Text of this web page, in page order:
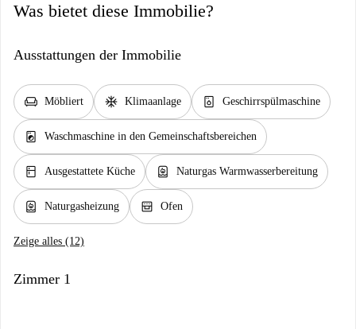
Was bietet diese Immobilie?
Ausstattungen der Immobilie
chair Möbliert ac_unit Klimaanlage dishwasher_gen Geschirrspülmaschine
local_laundry_service Waschmaschine in den Gemeinschaftsbereichen
kitchen Ausgestattete Küche water_heater Naturgas Warmwasserbereitung
water_heater Naturgasheizung oven_gen Ofen
Zeige alles (12)
Zimmer 1